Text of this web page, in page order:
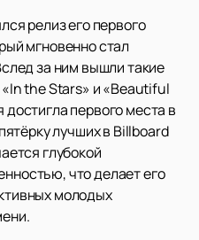
релиз его первого
мгновенно стал
за ним вышли такие
the Stars» и «Beautiful
первого места в
лучших в Billboard
глубокой
что делает его
молодых